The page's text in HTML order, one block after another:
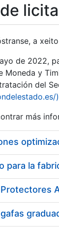
a
de 2022,
Moneda y
del
)
más
para la